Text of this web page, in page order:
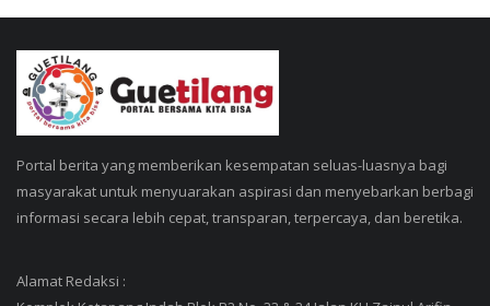
Portal berita yang memberikan kesempatan seluas-luasnya bagi
masyarakat untuk menyuarakan aspirasi dan menyebarkan berbagi
informasi secara lebih cepat, transparan, terpercaya, dan beretika.
Alamat Redaksi :